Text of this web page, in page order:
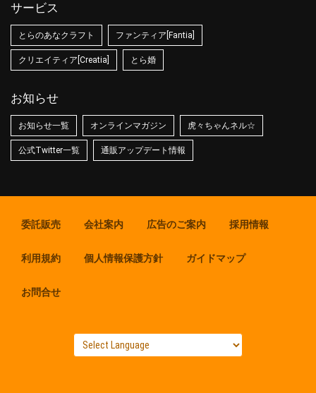
サービス
とらのあなクラフト ファンティア[Fantia]
クリエイティア[Creatia] とら婚
お知らせ
お知らせ一覧 オンラインマガジン 虎々ちゃんネル☆
公式Twitter一覧 通販アップデート情報
委託販売 会社案内 広告のご案内 採用情報
利用規約 個人情報保護方針 ガイドマップ
お問合せ